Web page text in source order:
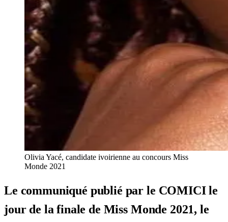
Olivia Yacé, candidate ivoirienne au concours Miss
Monde 2021
Le communiqué publié par le COMICI le
jour de la finale de Miss Monde 2021, le